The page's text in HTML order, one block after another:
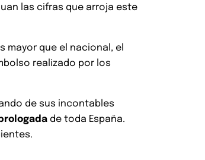
las cifras que arroja este
mayor que el nacional, el
realizado por los
de sus incontables
de toda España.